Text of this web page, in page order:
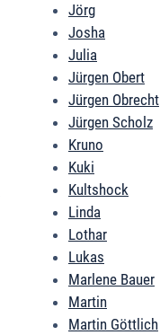
Jörg
Josha
Julia
Jürgen Obert
Jürgen Obrecht
Jürgen Scholz
Kruno
Kuki
Kultshock
Linda
Lothar
Lukas
Marlene Bauer
Martin
Martin Göttlich